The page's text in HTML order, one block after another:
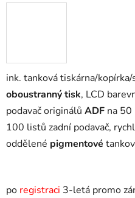
ink. tanková tiskárna/
oboustranný tisk, LCD
podavač originálů ADF na
100 listů zadní podavač,
oddělené pigmentové
po registraci 3-letá promo